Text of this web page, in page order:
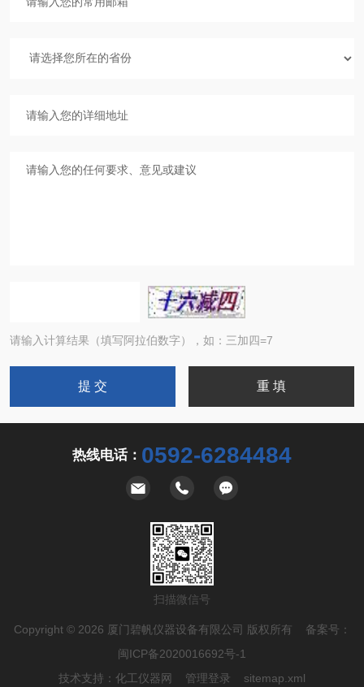
请输入计算结果（填写阿拉伯数字），如：三加四=7
热线电话： 0592-6284484
扫描微信号
Copyright © 2026 厦门碧帆仪器设备有限公司 版权所有 备案号：
闽ICP备2020016692号-1
技术支持： 化工仪器网 管理登录 sitemap.xml